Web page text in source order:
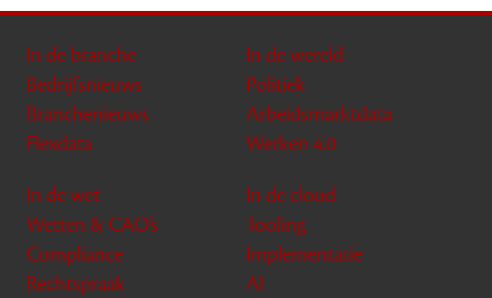
In de branche
Bedrijfsnieuws
Branchenieuws
Flexdata
In de wereld
Politiek
Arbeidsmarktdata
Werken 4.0
In de wet
Wetten & CAO’s
Compliance
Rechtspraak
In de cloud
Tooling
Implementatie
AI